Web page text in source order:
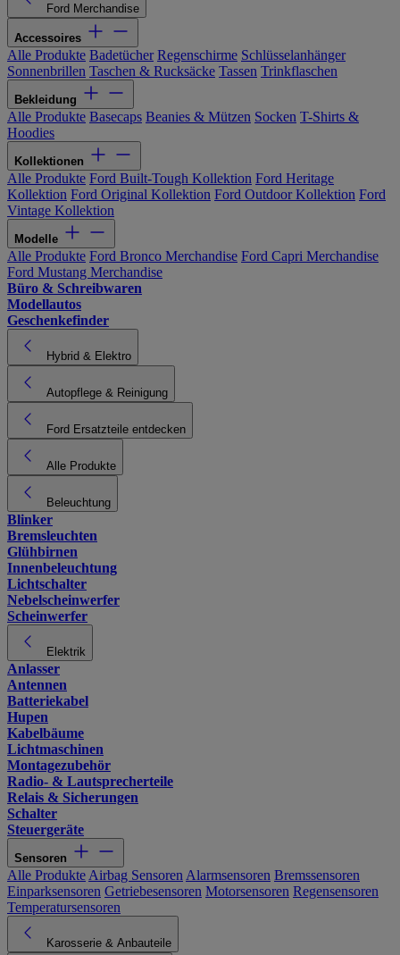
Ford Merchandise
Accessoires
Alle Produkte Badetücher Regenschirme Schlüsselanhänger
Sonnenbrillen Taschen & Rucksäcke Tassen Trinkflaschen
Bekleidung
Alle Produkte Basecaps Beanies & Mützen Socken T-Shirts &
Hoodies
Kollektionen
Alle Produkte Ford Built-Tough Kollektion Ford Heritage
Kollektion Ford Original Kollektion Ford Outdoor Kollektion Ford
Vintage Kollektion
Modelle
Alle Produkte Ford Bronco Merchandise Ford Capri Merchandise
Ford Mustang Merchandise
Büro & Schreibwaren
Modellautos
Geschenkefinder
Hybrid & Elektro
Autopflege & Reinigung
Ford Ersatzteile entdecken
Alle Produkte
Beleuchtung
Blinker
Bremsleuchten
Glühbirnen
Innenbeleuchtung
Lichtschalter
Nebelscheinwerfer
Scheinwerfer
Elektrik
Anlasser
Antennen
Batteriekabel
Hupen
Kabelbäume
Lichtmaschinen
Montagezubehör
Radio- & Lautsprecherteile
Relais & Sicherungen
Schalter
Steuergeräte
Sensoren
Alle Produkte Airbag Sensoren Alarmsensoren Bremssensoren
Einparksensoren Getriebesensoren Motorsensoren Regensensoren
Temperatursensoren
Karosserie & Anbauteile